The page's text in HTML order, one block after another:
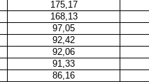
175,17
168,13
97,05
92,42
92,06
91,33
86,16